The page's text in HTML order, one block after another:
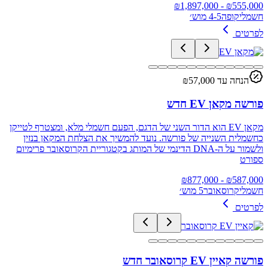
₪555,000
- ₪
1,897,000
חשמליקופה4-5 מוש׳
לפרטים
הנחה עד ₪ 57,000
פורשה מקאן EV חדש
מקאן EV הוא הדור השני של הדגם, הפעם חשמלי מלא, ומצטרף לטייקן
כחשמלית השנייה של פורשה. נועד להמשיך את הצלחת המקאן בנזין
ולשמור על ה‑DNA הדינמי של המותג בקטגוריית הקרוסאובר פרימיום
ספורט
₪587,000
- ₪
877,000
חשמליקרוסאובר5 מוש׳
לפרטים
פורשה קאיין EV קרוסאובר חדש